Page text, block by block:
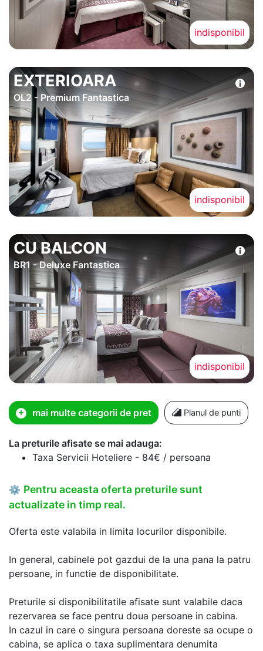
indisponibil
EXTERIOARA
OL2 - Premium Fantastica
indisponibil
CU BALCON
BR1 - Deluxe Fantastica
indisponibil
mai multe categorii de pret Planul de punti
La preturile afisate se mai adauga:
Taxa Servicii Hoteliere - 84€ / persoana
⚙ Pentru aceasta oferta preturile sunt
actualizate in timp real.
Oferta este valabila in limita locurilor disponibile.
In general, cabinele pot gazdui de la una pana la patru
persoane, in functie de disponibilitate.
Preturile si disponibilitatile afisate sunt valabile daca
rezervarea se face pentru doua persoane in cabina.
In cazul in care o singura persoana doreste sa ocupe o
cabina, se aplica o taxa suplimentara denumita